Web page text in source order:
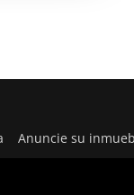
Anuncie su